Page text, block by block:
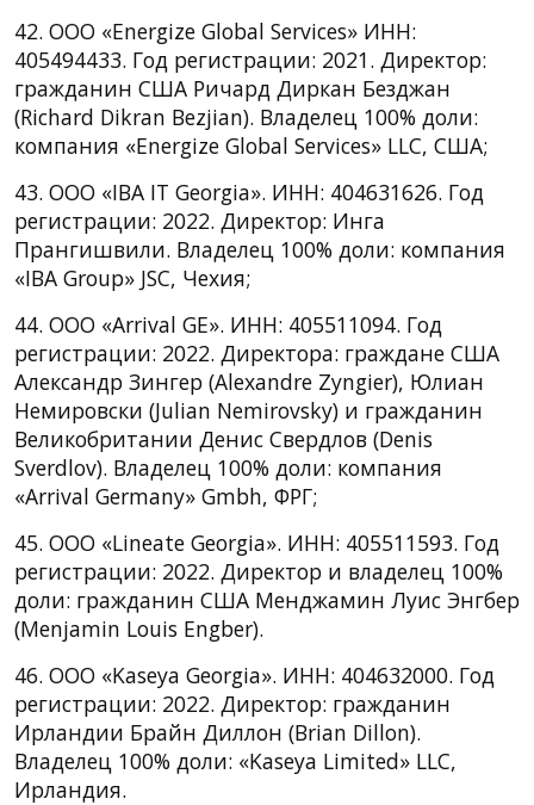
42. ООО «Energize Global Services» ИНН:
405494433. Год регистрации: 2021. Директор:
гражданин США Ричард Диркан Безджан
(Richard Dikran Bezjian). Владелец 100% доли:
компания «Energize Global Services» LLC, CША;
43. ООО «IBA IT Georgia». ИНН: 404631626. Год
регистрации: 2022. Директор: Инга
Прангишвили. Владелец 100% доли: компания
«IBA Group» JSC, Чехия;
44. ООО «Arrival GE». ИНН: 405511094. Год
регистрации: 2022. Директора: граждане США
Александр Зингер (Alexandre Zyngier), Юлиан
Немировски (Julian Nemirovsky) и гражданин
Великобритании Денис Свердлов (Denis
Sverdlov). Владелец 100% доли: компания
«Arrival Germany» Gmbh, ФРГ;
45. ООО «Lineate Georgia». ИНН: 405511593. Год
регистрации: 2022. Директор и владелец 100%
доли: гражданин США Менджамин Луис Энгбер
(Menjamin Louis Engber).
46. ООО «Kaseya Georgia». ИНН: 404632000. Год
регистрации: 2022. Директор: гражданин
Ирландии Брайн Диллон (Brian Dillon).
Владелец 100% доли: «Kaseya Limited» LLC,
Ирландия.